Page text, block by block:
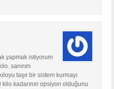
yapmak istiyorum
sanırım
taşır bir sistem kurmayı
kadarının opsiyon olduğunu